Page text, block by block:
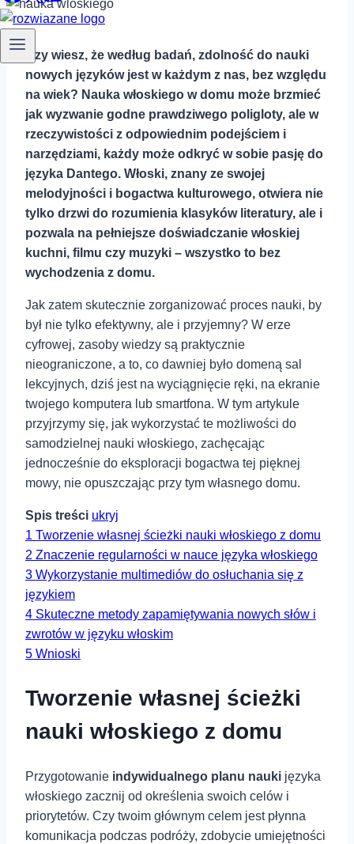
Czy wiesz, że według badań, zdolność do nauki
nowych języków jest w każdym z nas, bez względu
‍na wiek? Nauka włoskiego w domu może ⁣brzmieć
jak wyzwanie godne prawdziwego poligloty, ale ‍w
rzeczywistości z odpowiednim podejściem i
narzędziami, każdy może odkryć w sobie pasję do
języka Dantego. Włoski,‍ znany ze swojej
melodyjności i‍ bogactwa kulturowego, otwiera nie
tylko drzwi do rozumienia klasyków literatury, ale i
pozwala na pełniejsze ⁤doświadczanie włoskiej
kuchni, filmu czy ⁤muzyki – wszystko to bez
wychodzenia z domu.
Jak zatem skutecznie zorganizować proces nauki, by
był nie tylko efektywny, ale i przyjemny? W erze
cyfrowej, zasoby wiedzy są praktycznie
nieograniczone, a to, co dawniej było domeną sal
lekcyjnych, dziś ⁤jest na wyciągnięcie ręki, na ekranie
twojego komputera ⁢lub smartfona. W tym artykule
przyjrzymy się, jak wykorzystać te możliwości do
samodzielnej nauki włoskiego, ‍zachęcając
jednocześnie do ⁤eksploracji bogactwa tej pięknej
mowy, nie opuszczając przy tym własnego domu.
Spis treści ukryj
1 Tworzenie własnej ścieżki nauki włoskiego z domu
2 Znaczenie regularności w ‍nauce języka włoskiego
3 Wykorzystanie multimediów do osłuchania się z
językiem
4 Skuteczne metody zapamiętywania nowych słów i
zwrotów w języku⁤ włoskim
5 Wnioski
Tworzenie własnej ścieżki
nauki włoskiego z domu
Przygotowanie indywidualnego planu nauki języka
włoskiego zacznij od określenia swoich celów i
priorytetów. Czy twoim głównym celem ⁣jest ⁤płynna
komunikacja podczas podróży, zdobycie umiejętności